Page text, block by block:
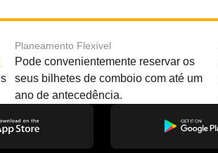
Planeamento Flexível
Pode convenientemente reservar os
seus bilhetes de comboio com até um
ano de antecedência.